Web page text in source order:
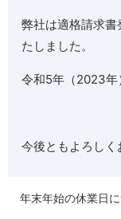
弊社は適格請求
たしました。
令和5年（2023年
今後ともよろしく
年末年始の休業日